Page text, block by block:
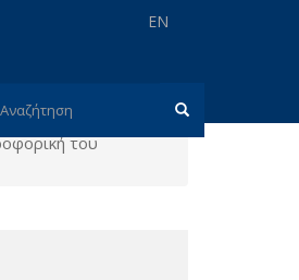
EN
Φόρμα
Αναζήτηση
του